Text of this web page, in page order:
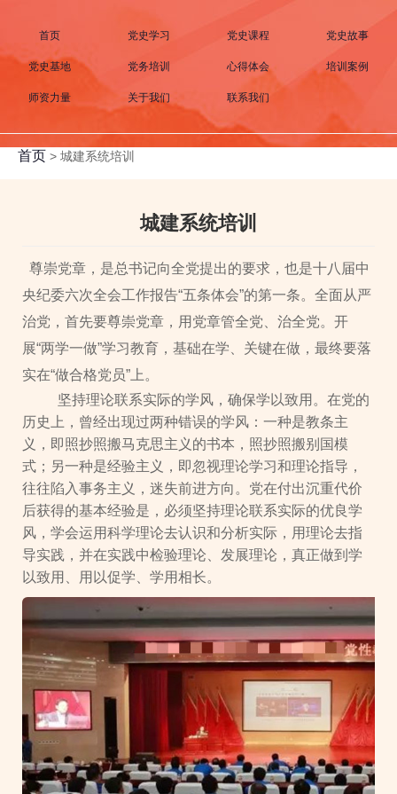
首页 党史学习 党史课程 党史故事
党史基地 党务培训 心得体会 培训案例
师资力量 关于我们 联系我们
首页 > 城建系统培训
城建系统培训
尊崇党章，是总书记向全党提出的要求，也是十八届中
央纪委六次全会工作报告“五条体会”的第一条。全面从严
治党，首先要尊崇党章，用党章管全党、治全党。开
展“两学一做”学习教育，基础在学、关键在做，最终要落
实在“做合格党员”上。
坚持理论联系实际的学风，确保学以致用。在党的
历史上，曾经出现过两种错误的学风：一种是教条主
义，即照抄照搬马克思主义的书本，照抄照搬别国模
式；另一种是经验主义，即忽视理论学习和理论指导，
往往陷入事务主义，迷失前进方向。党在付出沉重代价
后获得的基本经验是，必须坚持理论联系实际的优良学
风，学会运用科学理论去认识和分析实际，用理论去指
导实践，并在实践中检验理论、发展理论，真正做到学
以致用、用以促学、学用相长。